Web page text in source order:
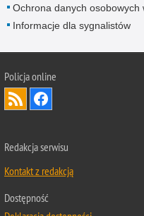
Ochrona danych osobowych
Informacje dla sygnalistów
Policja online
Redakcja serwisu
Kontakt z redakcją
Dostępność